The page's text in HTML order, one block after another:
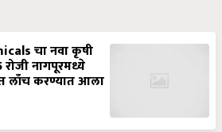
चा नवा कृषी
नागपूरमध्ये
लाँच करण्यात आला